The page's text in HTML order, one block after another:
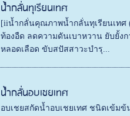
น้ำกลั่นทุเรียนเทศ
[iiน้ำกลั่นคุณภาพน้ำกลั่นทุเรียนเทศ
ท้องอืด ลดความดันเบาหวาน ยับยั้ง
หลอดเลือด ขับสปัสสาวะบำรุ...
น้ำกลั่นอบเชยเทศ
อบเชยสกัดน้ำอบเชยเทศ ชนิดเข้ม